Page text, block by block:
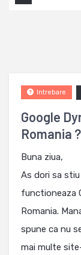
Google
Romania ?
Intrebare
Buna ziua,
As dori sa
functioneaza
Romania.
spune ca nu
mai multe